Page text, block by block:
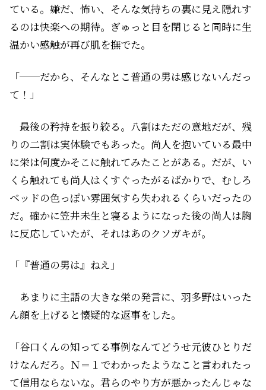
ている。嫌だ、怖い、そんな気持ちの裏に見え隠れす
るのは快楽への期待。ぎゅっと目を閉じると同時に生
温かい感触が再び肌を撫でた。
「──だから、そんなとこ普通の男は感じないんだっ
て！」
最後の矜持を振り絞る。八割はただの意地だが、残
りの二割は実体験でもあった。尚人を抱いている最中
に栄は何度かそこに触れてみたことがある。だが、い
くら触れても尚人はくすぐったがるばかりで、むしろ
ベッドの色っぽい雰囲気すら失われるくらいだったの
だ。確かに笠井未生と寝るようになった後の尚人は胸
に反応していたが、それはあのクソガキが――。
「『普通の男は』ねえ」
あまりに主語の大きな栄の発言に、羽多野はいった
ん顔を上げると懐疑的な返事をした。
「谷口くんの知ってる事例なんてどうせ元彼ひとりだ
けなんだろ。Ｎ＝１でわかったようなこと言われたっ
て信用ならないな。君らのやり方が悪かったんじゃな